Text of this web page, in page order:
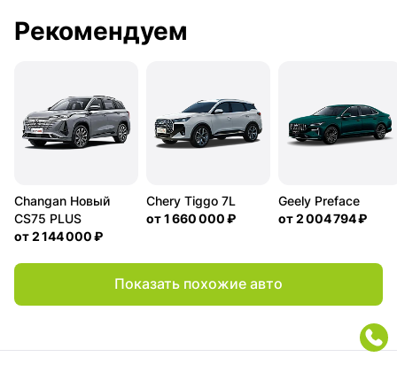
Рекомендуем
Changan Новый
CS75 PLUS
от2 144 000 ₽
Chery Tiggo 7L
от1 660 000 ₽
Geely Preface
от2 004 794 ₽
Показать похожие авто